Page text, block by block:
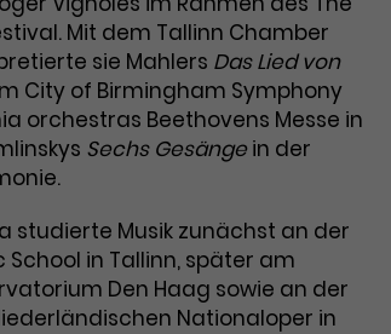
Mit dem Tallinn Chamber
sie Mahlers Das Lied von
City of Birmingham Symphony
orchestras Beethovens Messe in
Sechs Gesängein der
studierte Musik zunächst an der
School in Tallinn, später am
Den Haag sowie an der
Nationaloper in